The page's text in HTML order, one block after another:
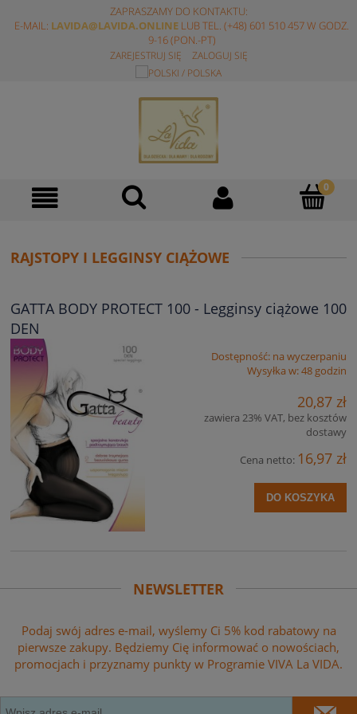
ZAPRASZAMY DO KONTAKTU:
E-MAIL: LAVIDA@LAVIDA.ONLINE LUB TEL. (+48) 601 510 457 W GODZ.
9-16 (PON.-PT)
ZAREJESTRUJ SIĘ ZALOGUJ SIĘ
RAJSTOPY I LEGGINSY CIĄŻOWE
GATTA BODY PROTECT 100 - Legginsy ciążowe 100
DEN
Dostępność: na wyczerpaniu
Wysyłka w:48 godzin
20,87 zł
zawiera 23% VAT, bez kosztów
dostawy
Cena netto: 16,97 zł
DO KOSZYKA
NEWSLETTER
Podaj swój adres e-mail, wyślemy Ci 5% kod rabatowy na
pierwsze zakupy. Będziemy Cię informować o nowościach,
promocjach i przyznamy punkty w Programie VIVA La VIDA.